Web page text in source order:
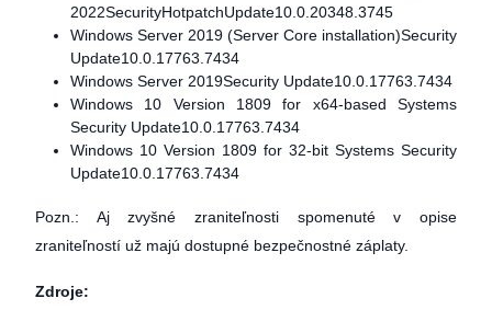
2022SecurityHotpatchUpdate10.0.20348.3745
Windows Server 2019 (Server Core installation)Security
Update10.0.17763.7434
Windows Server 2019Security Update10.0.17763.7434
Windows 10 Version 1809 for x64-based Systems
Security Update10.0.17763.7434
Windows 10 Version 1809 for 32-bit Systems Security
Update10.0.17763.7434
Pozn.: Aj zvyšné zraniteľnosti spomenuté v opise
zraniteľností už majú dostupné bezpečnostné záplaty.
Zdroje: